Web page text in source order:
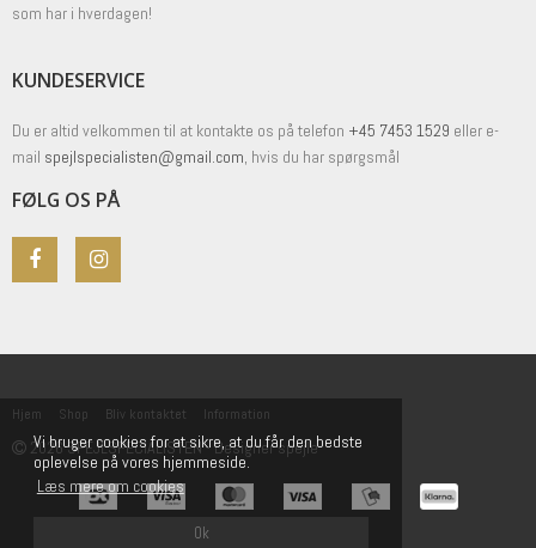
Vi bruger cookies for at sikre, at du får den bedste
oplevelse på vores hjemmeside.
Læs mere om cookies
Ok
som har i hverdagen!
KUNDESERVICE
Du er altid velkommen til at kontakte os på telefon +45 7453 1529 eller e-
mail spejlspecialisten@gmail.com, hvis du har spørgsmål
FØLG OS PÅ
Hjem Shop Bliv kontaktet Information
2026 SPEJLSPECIALISTEN - Designer spejle